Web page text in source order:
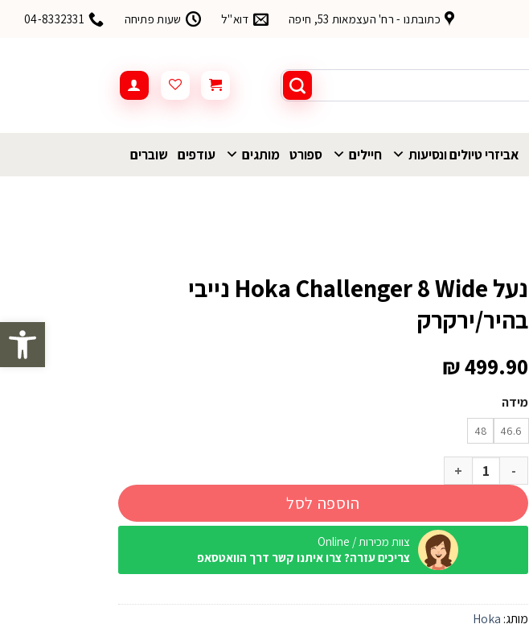
פתח
כתובתנו - רח' העצמאות 53, חיפה דוא"ל שעות פתיחה 04-8332331
אביזרי טיולים ונסיעות חיילים ספורט מותגים עודפים שוברים
נעל Hoka Challenger 8 Wide נייבי
בהיר/ירקרק
₪499.90
מידה
46.6
48
כמות של נעל Hoka Challenger 8 Wide נייבי בהיר/ירקרק
הוספה לסל
צוות מכירות / Online
צריכים עזרה? צרו איתנו קשר דרך הוואטסאפ
מותג: Hoka